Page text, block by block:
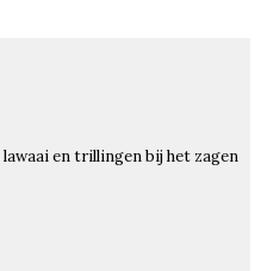
en trillingen bij het zagen